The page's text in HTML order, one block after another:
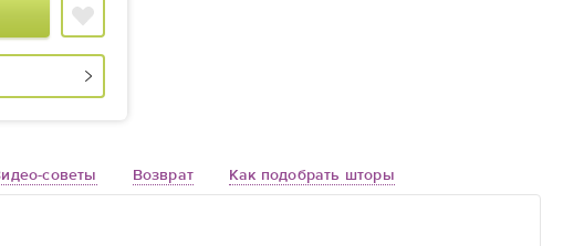
советы Возврат Как подобрать шторы